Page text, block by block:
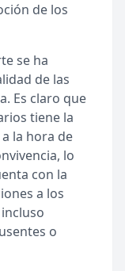
de los
se ha
de las
Es claro que
tiene la
la hora de
lo
con la
a los
o